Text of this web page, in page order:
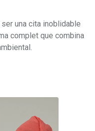
una cita inoblidable
complet que combina